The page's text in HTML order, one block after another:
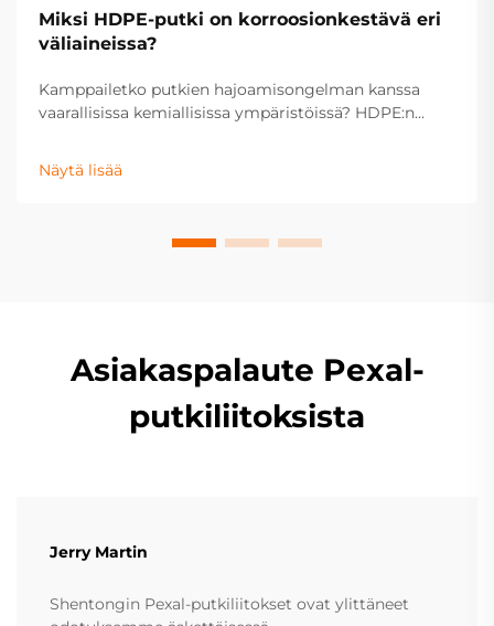
Miksi HDPE-putki on korroosionkestävä eri
väliaineissa?
Kamppailetko putkien hajoamisongelman kanssa
vaarallisissa kemiallisissa ympäristöissä? HDPE:n
emästen ja suolaisissa väliaineissa. Tutustu tieteeseen
– lataa tekninen opas nyt.
Näytä lisää
Asiakaspalaute Pexal-
putkiliitoksista
Jerry Martin
Shentongin Pexal-putkiliitokset ovat ylittäneet